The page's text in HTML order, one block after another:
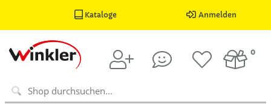
Kataloge Anmelden
0